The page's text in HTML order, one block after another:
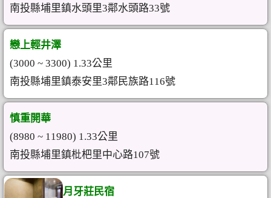
南投縣埔里鎮水頭里3鄰水頭路33號
戀上輕井澤
(3000 ~ 3300) 1.33公里
南投縣埔里鎮泰安里3鄰民族路116號
慎重開華
(8980 ~ 11980) 1.33公里
南投縣埔里鎮枇杷里中心路107號
月牙莊民宿